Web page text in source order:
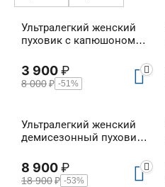
Ультралегкий женский
пуховик с капюшоном
3 900₽
8 000₽ -51%
Ультралегкий женский
демисезонный пуховик
8 900₽
18 900₽ -53%